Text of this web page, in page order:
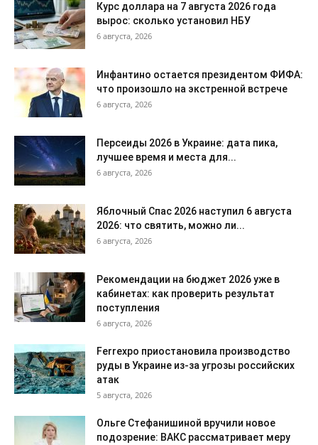
Курс доллара на 7 августа 2026 года
вырос: сколько установил НБУ
6 августа, 2026
Инфантино остается президентом ФИФА:
что произошло на экстренной встрече
6 августа, 2026
Персеиды 2026 в Украине: дата пика,
лучшее время и места для...
6 августа, 2026
Яблочный Спас 2026 наступил 6 августа
2026: что святить, можно ли...
6 августа, 2026
Рекомендации на бюджет 2026 уже в
кабинетах: как проверить результат
поступления
6 августа, 2026
Ferrexpo приостановила производство
руды в Украине из-за угрозы российских
атак
5 августа, 2026
Ольге Стефанишиной вручили новое
подозрение: ВАКС рассматривает меру